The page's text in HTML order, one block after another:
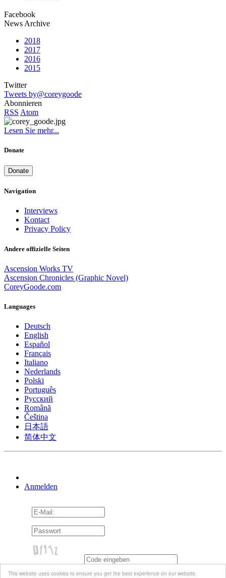
This website uses cookies to ensure you get the best experience on our website.
Facebook
News Archive
2018
2017
2016
2015
Twitter
Tweets by@coreygoode
Abonnieren
RSS Atom
Lesen Sie mehr...
Donate
Donate
Navigation
Interviews
Kontact
Privacy Policy
Andere offizielle Seiten
Ascension Works TV
Ascension Chronicles (Graphic Novel)
CoreyGoode.com
Languages
Deutsch
English
Español
Français
Italiano
Nederlands
Polski
Português
Pусский
Română
Čeština
日本語
简体中文
Anmelden
An mich erinnern